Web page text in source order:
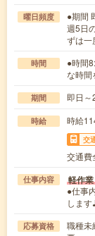
曜日頻度
●期間
週5日
ずは一
時間
●時間
な時
期間 即日～
時給 時給
交
交通費
仕事内容 軽作
●仕事
しま
応募資格
職種未